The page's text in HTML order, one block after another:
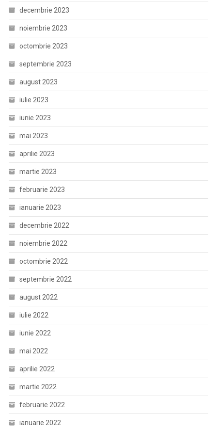
decembrie 2023
noiembrie 2023
octombrie 2023
septembrie 2023
august 2023
iulie 2023
iunie 2023
mai 2023
aprilie 2023
martie 2023
februarie 2023
ianuarie 2023
decembrie 2022
noiembrie 2022
octombrie 2022
septembrie 2022
august 2022
iulie 2022
iunie 2022
mai 2022
aprilie 2022
martie 2022
februarie 2022
ianuarie 2022